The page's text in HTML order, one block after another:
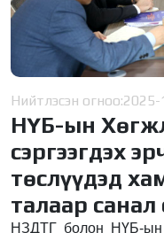
Нийтлэсэн огноо:2025-
НҮБ-ын
сэргээгдэх
төслүүдэд
талаар
НЗДТГ болон НҮБ-ын